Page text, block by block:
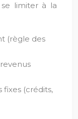
limiter à la
(règle des
fixes (crédits,